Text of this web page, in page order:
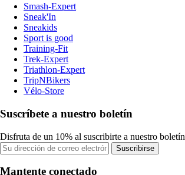
Smash-Expert
Sneak'In
Sneakids
Sport is good
Training-Fit
Trek-Expert
Triathlon-Expert
TripNBikers
Vélo-Store
Suscríbete a nuestro boletín
Disfruta de un 10% al suscribirte a nuestro boletín
Suscribirse
Mantente conectado